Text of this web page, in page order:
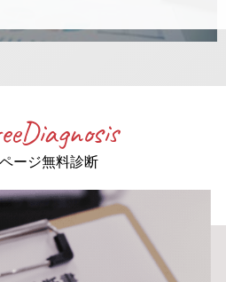
ージ無料診断